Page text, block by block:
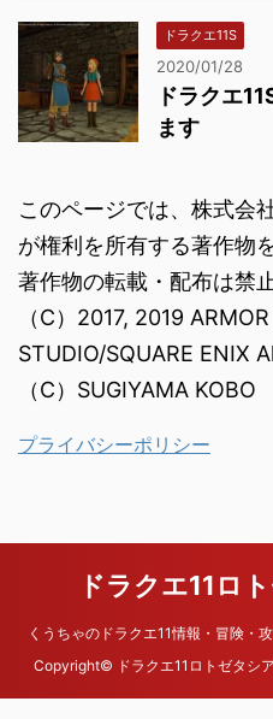
ドラクエ11S
2020/01/28
ドラクエ
ます
このページでは、株式会
が権利を所有する著作物
著作物の転載・配布は禁
（C）2017, 2019
STUDIO/SQUARE ENIX
（C）SUGIYAMA KOBO
プライバシーポリシー
ドラクエ11ロ
くうちゃのドラクエ11情報・冒険・
Copyright© ドラクエ11ロトゼタシ